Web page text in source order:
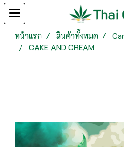
หน้าแรก สินค้าทั้งหมด
CAKE AND CREAM